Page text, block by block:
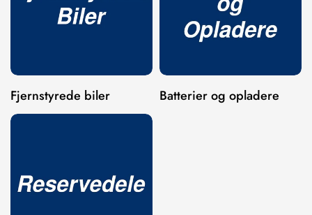
Fjernstyrede biler Batterier og opladere
YES, I AM